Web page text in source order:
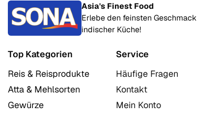
Asia's Finest Food
Erlebe den feinsten Geschmack
indischer Küche!
Top Kategorien
Reis & Reisprodukte
Atta & Mehlsorten
Gewürze
Service
Häufige Fragen
Kontakt
Mein Konto